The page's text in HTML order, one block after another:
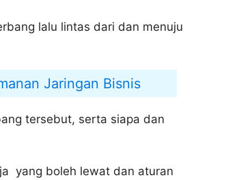
lalu lintas dari dan menuju
Jaringan Bisnis
tersebut, serta siapa dan
yang boleh lewat dan aturan